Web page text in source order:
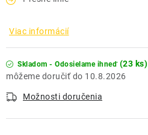
Viac informácií
Skladom - Odosielame ihneď (23 ks)
10.8.2026
Možnosti doručenia